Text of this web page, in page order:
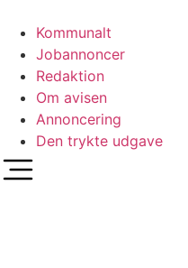
indhold
Kommunalt
Jobannoncer
Redaktion
Om avisen
Annoncering
Den trykte udgave